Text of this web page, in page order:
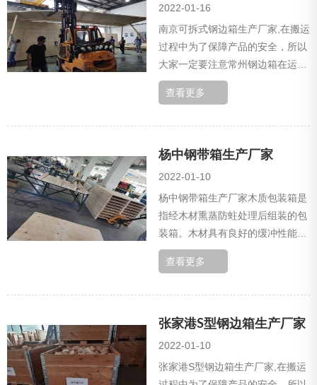
2022-01-16
南京可拆式钢边箱生产厂家,在搬运
过程中为了保障产品的安全，所以
大家一定要注意常州钢边箱在运输
装卸过程中需要注意的问题。为此
做了如下总结，希望能给大家有益
查看更多
杨中钢带箱生产厂家
2022-01-10
杨中钢带箱生产厂家木质包装箱是
指经木材熏蒸防蛀处理后组装的包
装箱。木材具有良好的缓冲性能、
高强度、耐腐蚀性和吸湿性。广泛
应用于包装行业。木质包装箱是最
查看更多
张家港S型钢边箱生产厂家
2022-01-10
张家港S型钢边箱生产厂家,在搬运